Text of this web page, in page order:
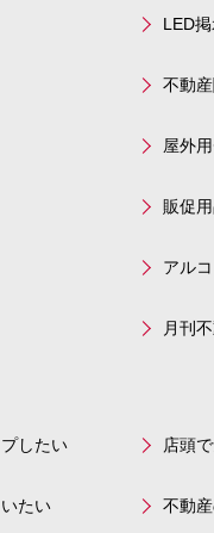
LED
不動
屋外
販促
アル
月刊
したい 店頭
たい 不動